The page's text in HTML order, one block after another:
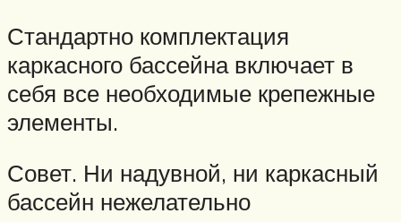
Стандартно комплектация
каркасного бассейна включает в
себя все необходимые крепежные
элементы.
Совет. Ни надувной, ни каркасный
бассейн нежелательно